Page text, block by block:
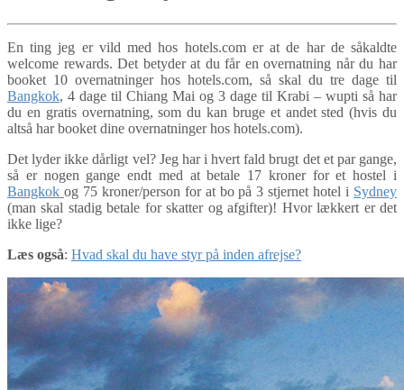
En ting jeg er vild med hos hotels.com er at de har de såkaldte
welcome rewards. Det betyder at du får en overnatning når du har
booket 10 overnatninger hos hotels.com, så skal du tre dage til
Bangkok, 4 dage til Chiang Mai og 3 dage til Krabi – wupti så har
du en gratis overnatning, som du kan bruge et andet sted (hvis du
altså har booket dine overnatninger hos hotels.com).
Det lyder ikke dårligt vel? Jeg har i hvert fald brugt det et par gange,
så er nogen gange endt med at betale 17 kroner for et hostel i
Bangkok og 75 kroner/person for at bo på 3 stjernet hotel i Sydney
(man skal stadig betale for skatter og afgifter)! Hvor lækkert er det
ikke lige?
Læs også: Hvad skal du have styr på inden afrejse?